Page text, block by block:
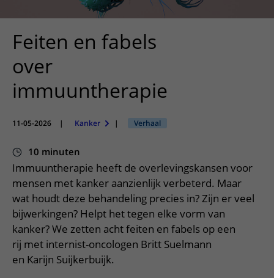
Onderzoeken en diagnostiek
Bezoektijden
Wijzigen patiëntgegevens
Mijn UMC Utrecht patiëntportaal
Faciliteiten en voorzieningen
Bezoekregels
Route naar het ziekenhuis
Parkeren
Contact met verpleegafdeling
Het Wilhelmina Kinderziekenhuis
Teleconsult aanvragen
Diagnostiek aanvragen
Zorgverlenersportaal
Research
Onderwijs
Werken bij het UMC Utrecht
Feiten en fabels
over
immuuntherapie
11-05-2026 | Kanker | Verhaal
10 minuten
Immuuntherapie heeft de overlevingskansen voor
mensen met kanker aanzienlijk verbeterd. Maar
wat houdt deze behandeling precies in? Zijn er veel
bijwerkingen? Helpt het tegen elke vorm van
kanker? We zetten acht feiten en fabels op een
rij met internist-oncologen Britt Suelmann
en Karijn Suijkerbuijk.